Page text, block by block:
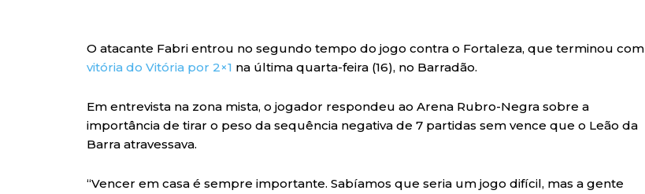
O atacante Fabri entrou no segundo tempo do jogo contra o Fortaleza, que terminou com
vitória do Vitória por 2×1 na última quarta-feira (16), no Barradão.
Em entrevista na zona mista, o jogador respondeu ao Arena Rubro-Negra sobre a
importância de tirar o peso da sequência negativa de 7 partidas sem vence que o Leão da
Barra atravessava.
“Vencer em casa é sempre importante. Sabíamos que seria um jogo difícil, mas a gente